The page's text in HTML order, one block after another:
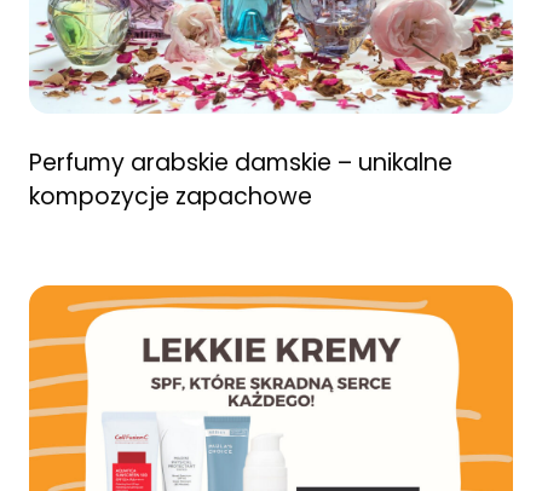
Perfumy arabskie damskie – unikalne
kompozycje zapachowe